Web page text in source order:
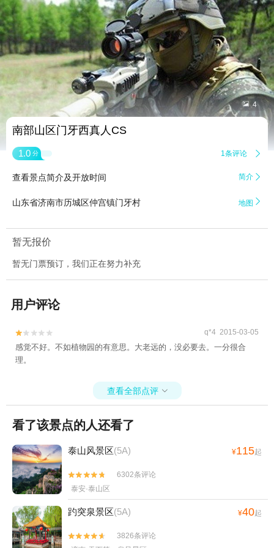
 4
南部山区门牙西真人CS
1.0 分 1条评论 
查看景点简介及开放时间 简介 
山东省济南市历城区仲宫镇门牙村 地图 
暂无报价
暂无门票预订，我们正在努力补充
用户评论

 q*4 2015-03-05
感觉不好。不如植物园的有意思。大老远的，没必要去。一分很合
理。
查看全部点评 
看了该景点的人还看了
泰山风景区(5A) ¥115起


6302条评论
泰安·泰山区
趵突泉景区(5A) ¥40起


3826条评论
